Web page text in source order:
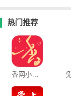
热门推荐
香网小说总裁版阅读器